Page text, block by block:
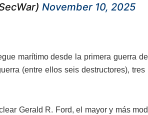
November 10, 2025
marítimo desde la primera guerra
(entre ellos seis destructores),
Gerald R. Ford, el mayor y más